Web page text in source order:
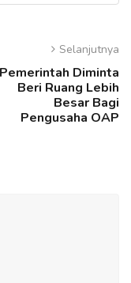
Selanjutnya
Pemerintah Diminta
Beri Ruang Lebih
Besar Bagi
Pengusaha OAP